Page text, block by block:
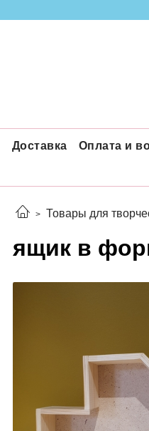
Доставка Оплата и
Товары для
ящик в